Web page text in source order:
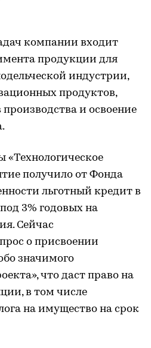
компании входит
продукции для
индустрии,
продуктов,
и освоение
получило от Фонда
льготный кредит в
3% годовых на
Сейчас
о присвоении
значимого
что даст право на
в том числе
на имущество на срок